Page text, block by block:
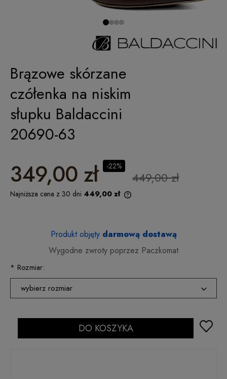
Brązowe skórzane
czółenka na niskim
słupku Baldaccini
20690-63
349,00 zł 449,00 zł
-22%
Najniższa cena z 30 dni 449,00 zł
Produkt objętydarmową dostawą
Wygodne zwroty poprzez Paczkomat
* Rozmiar:
wybierz rozmiar
2 - 5 dni rob.
DO KOSZYKA